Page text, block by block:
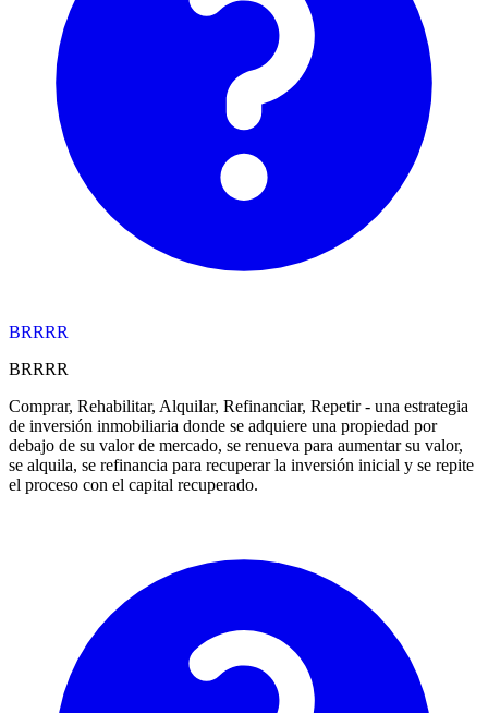
BRRRR
BRRRR
Comprar, Rehabilitar, Alquilar, Refinanciar, Repetir - una estrategia
de inversión inmobiliaria donde se adquiere una propiedad por
debajo de su valor de mercado, se renueva para aumentar su valor,
se alquila, se refinancia para recuperar la inversión inicial y se repite
el proceso con el capital recuperado.